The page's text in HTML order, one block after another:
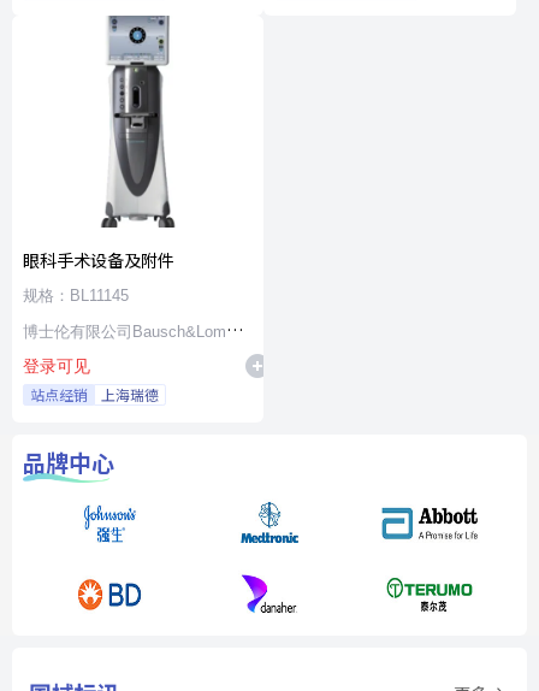
眼科手术设备及附件
规格：BL11145
博士伦有限公司Bausch&Lomb
Incorporated
登录可见
站点经销 上海瑞德
品牌中心